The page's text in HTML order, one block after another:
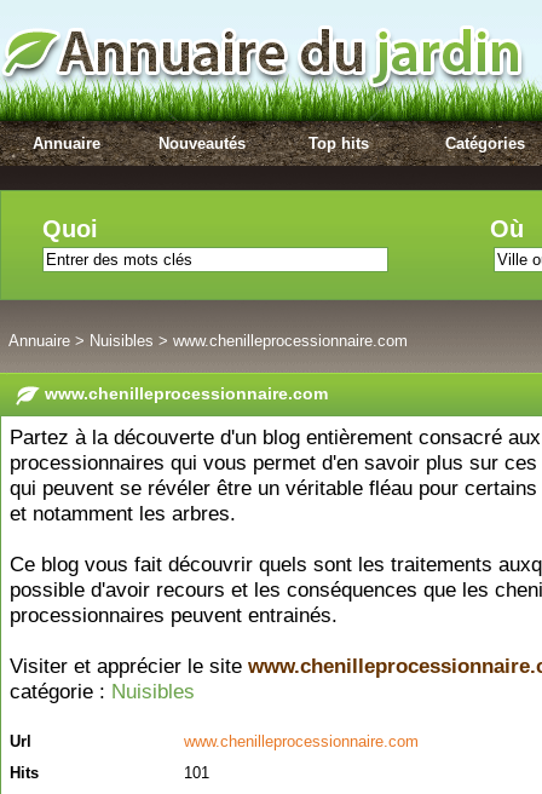
Annuaire Nouveautés Top hits Catégories
Quoi Où
Annuaire > Nuisibles > www.chenilleprocessionnaire.com
www.chenilleprocessionnaire.com
Partez à la découverte d'un blog entièrement consacré
processionnaires qui vous permet d'en savoir plus sur
qui peuvent se révéler être un véritable fléau pour
et notamment les arbres.
Ce blog vous fait découvrir quels sont les traitements
possible d'avoir recours et les conséquences que les
processionnaires peuvent entrainés.
Visiter et apprécier le site
catégorie : Nuisibles
Url
www.chenilleprocessionnaire.com
Hits
101